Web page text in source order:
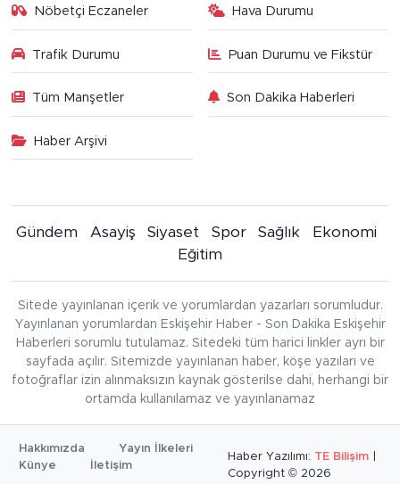
Nöbetçi Eczaneler Hava Durumu
Trafik Durumu Puan Durumu ve Fikstür
Tüm Manşetler Son Dakika Haberleri
Haber Arşivi
Gündem Asayiş Siyaset Spor Sağlık
Ekonomi
Eğitim
Sitede yayınlanan içerik ve yorumlardan yazarları sorumludur.
Yayınlanan yorumlardan Eskişehir Haber - Son Dakika Eskişehir
Haberleri sorumlu tutulamaz. Sitedeki tüm harici linkler ayrı bir
sayfada açılır. Sitemizde yayınlanan haber, köşe yazıları ve
fotoğraflar izin alınmaksızın kaynak gösterilse dahi, herhangi bir
ortamda kullanılamaz ve yayınlanamaz
Hakkımızda
Yayın İlkeleri
Künye
İletişim
Haber Yazılımı: TE Bilişim
Copyright © 2026